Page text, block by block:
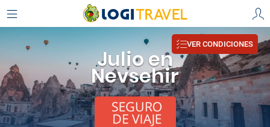
Julio en
Nevsehir
VER CONDICIONES